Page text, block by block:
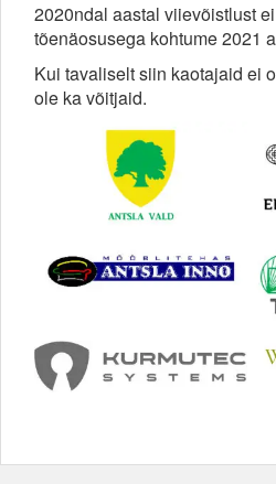
2020ndal aastal viievõistlust
tõenäosusega kohtume 2021
Kui tavaliselt siin kaotajaid ei
ole ka võitjaid.